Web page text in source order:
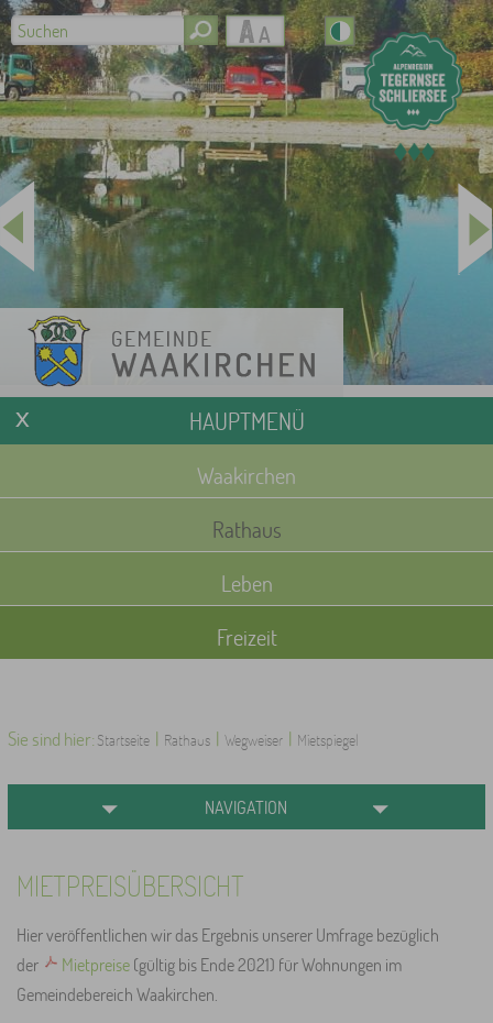
HAUPTMENÜ
Waakirchen
Rathaus
Leben
Freizeit
Sie sind hier: Startseite | Rathaus | Wegweiser | Mietspiegel
NAVIGATION
MIETPREISÜBERSICHT
Hier veröffentlichen wir das Ergebnis unserer Umfrage bezüglich
der
Mietpreise(gültig bis Ende 2021) für Wohnungen im
Gemeindebereich Waakirchen.